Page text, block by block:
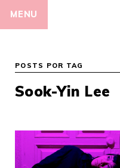
MENU
POSTS POR TAG
Sook-Yin Lee